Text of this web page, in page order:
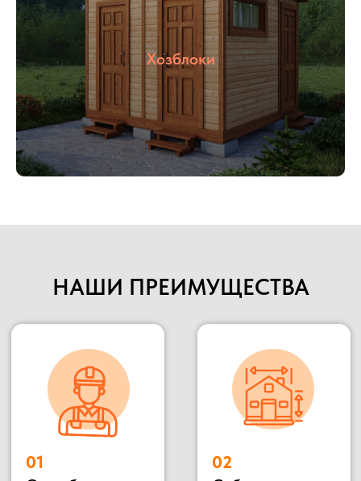
Хозблоки
НАШИ ПРЕИМУЩЕСТВА
осуществлять быструю доставку в любую
указанную точку.
Наше производство всегда открыто для
потенциальных клиентов и партнеров, Вы
можете всегда к нам приехать в гости,
убедиться в качестве материалов и взглянуть на
сам процесс изготовления.
Подробнее